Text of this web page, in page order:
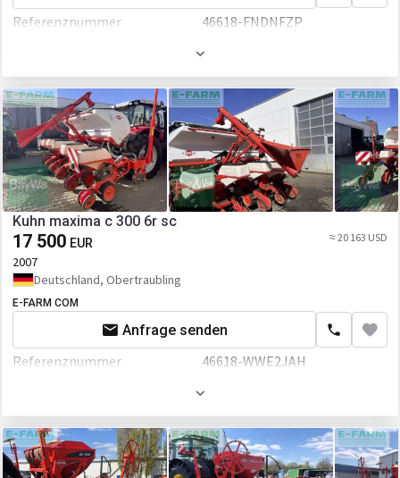
Referenznummer 46618-FNDNFZP
Kuhn maxima c 300 6r sc
17 500 EUR ≈ 20 163 USD
2007
Deutschland, Obertraubling
E-FARM COM
Anfrage senden
Referenznummer
46618-WWE2JAH
50 mm